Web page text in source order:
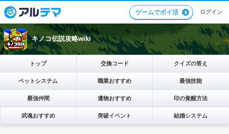
ゲームでポイ活 ログイン
キノコ伝説攻略wiki
トップ 交換コード クイズの答え
ペットシステム 職業おすすめ 最強技能
最強仲間 遺物おすすめ 印の覚醒方法
武魂おすすめ 突破イベント 結婚システム